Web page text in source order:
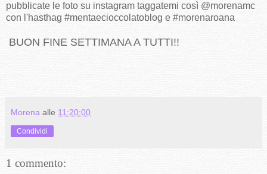
pubblicate le foto su instagram taggatemi così @morenamc
con l'hasthag #mentaecioccolatoblog e #morenaroana
BUON FINE SETTIMANA A TUTTI!!
Morena alle 11:20:00
Condividi
1 commento: